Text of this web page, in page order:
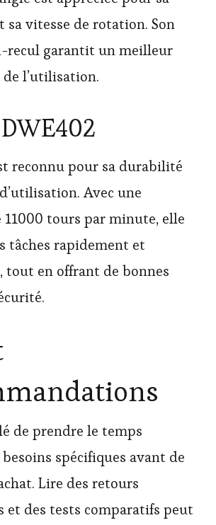
sa vitesse de rotation. Son
recul garantit un meilleur
l’utilisation.
reconnu pour sa durabilité
Avec une
11000 tours par minute, elle
tâches rapidement et
tout en offrant de bonnes
de prendre le temps
besoins spécifiques avant de
Lire des retours
et des tests comparatifs peut